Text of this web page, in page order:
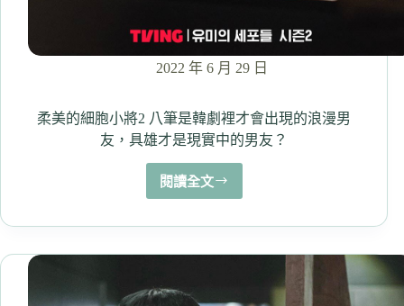
得
一
看
嘆
女
演
技
2022 年 6 月 29 日
柔美的細胞小將2 八筆是韓劇裡才會出現的浪漫男
友，具雄才是現實中的男友？
閱讀全文
柔
的